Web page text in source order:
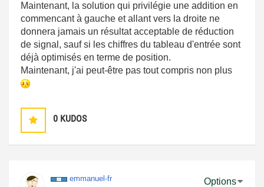
Maintenant, la solution qui privilégie une addition en
commencant à gauche et allant vers la droite ne
donnera jamais un résultat acceptable de réduction
de signal, sauf si les chiffres du tableau d'entrée sont
déjà optimisés en terme de position.
Maintenant, j'ai peut-être pas tout compris non plus
0 KUDOS
emmanuel-fr
Options